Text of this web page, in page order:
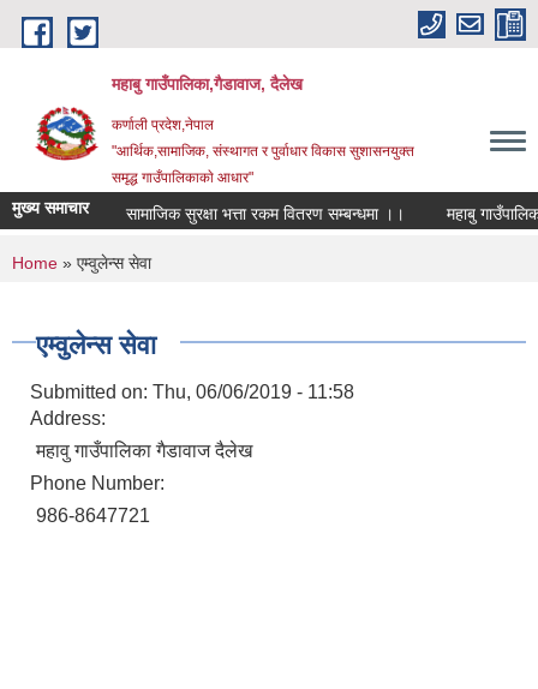
Skip to main content
महाबु गाउँपालिका,गैडावाज, दैलेख
कर्णाली प्रदेश,नेपाल
"आर्थिक,सामाजिक, संस्थागत र पुर्वाधार विकास सुशासनयुक्त
समृद्ध गाउँपालिकाकाे आधार"
मुख्य समाचार सामाजिक सुरक्षा भत्ता रकम वितरण सम्बन्धमा ।।
You are here
Home » एम्वुलेन्स सेवा
एम्वुलेन्स सेवा
Submitted on: Thu, 06/06/2019 - 11:58
Address:
महावु गाउँपालिका गैडावाज दैलेख
Phone Number:
986-8647721